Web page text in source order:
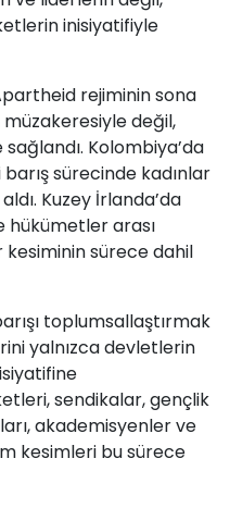
inisiyatifiyle
rejiminin sona
değil,
Kolombiya’da
sürecinde kadınlar
Kuzey İrlanda’da
hükümetler arası
sürece dahil
toplumsallaştırmak
yalnızca devletlerin
sendikalar, gençlik
akademisyenler ve
kesimleri bu sürece